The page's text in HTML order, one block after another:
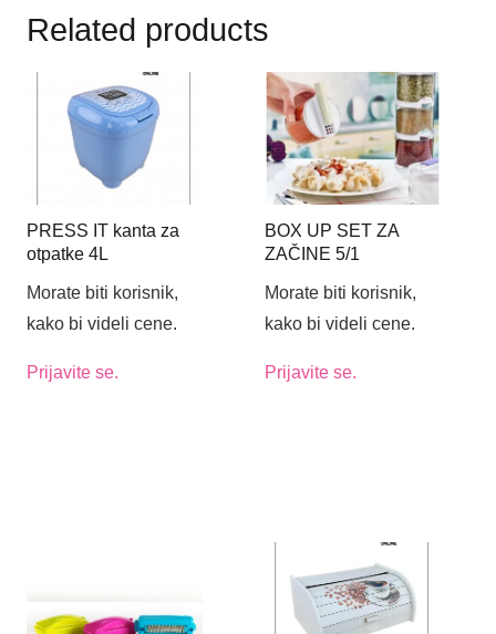
Related products
PRESS IT kanta za
otpatke 4L
Morate biti korisnik,
kako bi videli cene.
Prijavite se.
BOX UP SET ZA
ZAČINE 5/1
Morate biti korisnik,
kako bi videli cene.
Prijavite se.